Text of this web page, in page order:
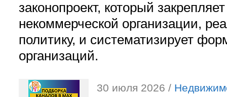
законопроект, который
некоммерческой организации,
политику, и систематизирует
организаций.
30 июля 2026 /